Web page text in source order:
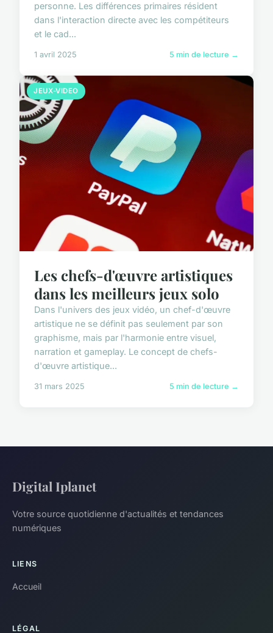
personne. Les différences primaires résident
dans l'interaction directe avec les compétiteurs
et le cad...
1 avril 2025 5 min de lecture →
JEUX-VIDEO
Les chefs-d'œuvre artistiques
dans les meilleurs jeux solo
Dans l'univers des jeux vidéo, un chef-d'œuvre
artistique ne se définit pas seulement par son
graphisme, mais par l'harmonie entre visuel,
narration et gameplay. Le concept de chefs-
d'œuvre artistique...
31 mars 2025 5 min de lecture →
Digital Iplanet
Votre source quotidienne d'actualités et tendances
numériques
LIENS
Accueil
LÉGAL